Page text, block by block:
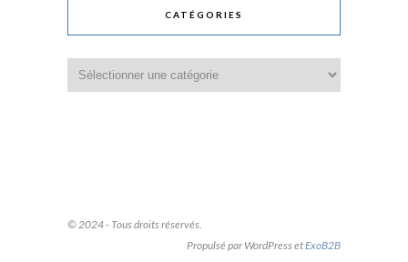
CATÉGORIES
© 2024 - Tous droits réservés.
Propulsé par WordPress etExoB2B